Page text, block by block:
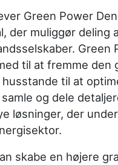
Green Power
der muliggør deling
Green
til at fremme den
til at
og dele
løsninger, der
skabe en højere